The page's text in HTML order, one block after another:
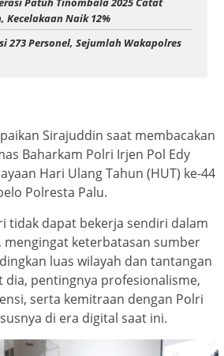
Kecelakaan Naik 12%
273 Personel, Sejumlah Wakapolres
Sirajuddin saat membacakan
Baharkam Polri Irjen Pol Edy
Hari Ulang Tahun (HUT) ke-44
Polresta Palu.
tidak dapat bekerja sendiri dalam
mengingat keterbatasan sumber
luas wilayah dan tantangan
dia, pentingnya profesionalisme,
serta kemitraan dengan Polri
di era digital saat ini.